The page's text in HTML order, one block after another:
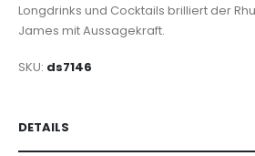
Longdrinks und Cocktails brilliert der
James mit Aussagekraft.
SKU ds7146
DETAILS